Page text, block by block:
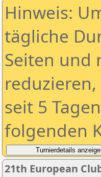
Hinweis:
tägliche
Seiten und
seit 5
folgenden
21th European